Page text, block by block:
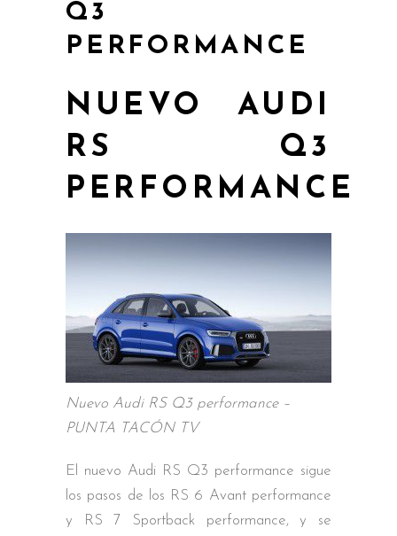
Q3
PERFORMANCE
NUEVO AUDI
RS Q3
PERFORMANCE
Nuevo Audi RS Q3 performance –
PUNTA TACÓN TV
El nuevo Audi RS Q3 performance sigue
los pasos de los RS 6 Avant performance
y RS 7 Sportback performance, y se